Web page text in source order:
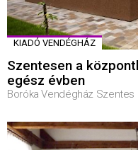
KIADÓ VENDÉGHÁZ
Szentesen a
egész évben
Boróka Vendégház Szentes